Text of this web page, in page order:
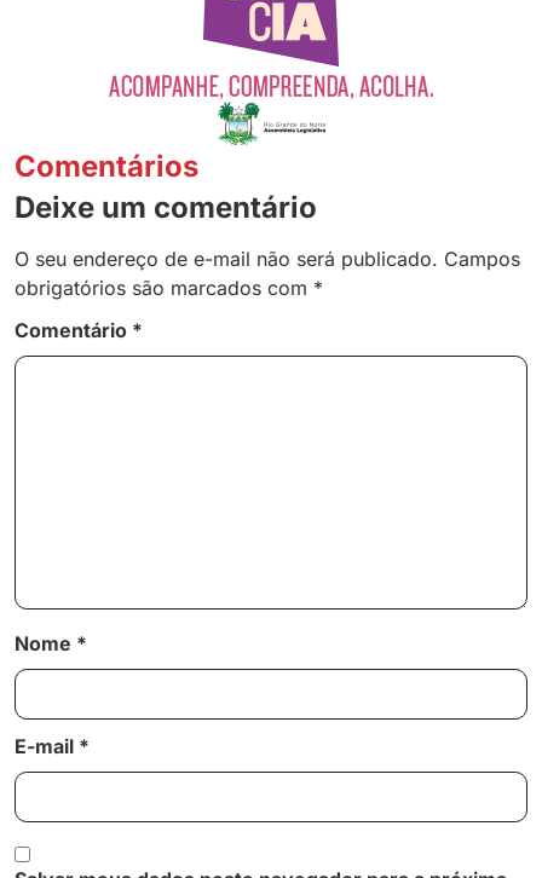
Comentários
Deixe um comentário
O seu endereço de e-mail não será publicado. Campos
obrigatórios são marcados com *
Comentário *
Nome *
E-mail *